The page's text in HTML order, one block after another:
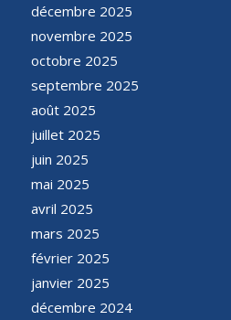
décembre 2025
novembre 2025
octobre 2025
septembre 2025
août 2025
juillet 2025
juin 2025
mai 2025
avril 2025
mars 2025
février 2025
janvier 2025
décembre 2024